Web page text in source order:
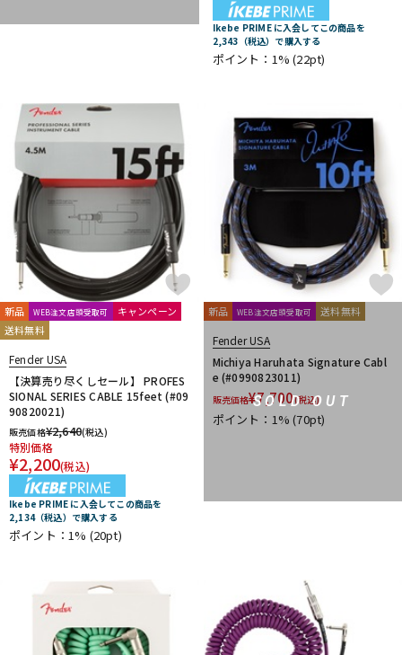
Ikebe PRIME に入会してこの商品を
2,343（税込）で購入する
ポイント：1%(22pt)
新品 WEB注文店頭受取可
キャンペーン
送料無料
Fender USA
【決算売り尽くしセール】 PROFES
SIONAL SERIES CABLE 15feet (#09
90820021)
販売価格¥2,640(税込)
特別価格
¥2,200(税込)
Ikebe PRIME に入会してこの商品を
2,134（税込）で購入する
ポイント：1% (20pt)
SOLD OUT
新品 WEB注文店頭受取可 送料無料
Fender USA
Michiya Haruhata Signature Cabl
e (#0990823011)
販売価格¥7,700(税込)
ポイント：1%(70pt)